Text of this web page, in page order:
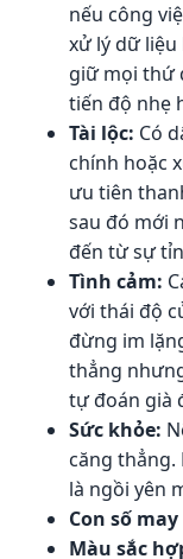
nếu công
xử lý dữ liệu
giữ mọi thứ
tiến độ nhẹ
Tài lộc: Có
chính hoặc
ưu tiên
sau đó mới
đến từ sự
Tình cảm:
với thái độ
đừng im
thẳng
tự đoán già
Sức khỏe:
căng
là ngồi yên
Con số
Màu sắc